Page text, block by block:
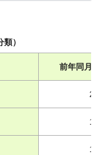
）
前年同月